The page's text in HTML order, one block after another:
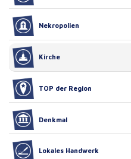
Nekropolien
Kirche
TOP der Region
Denkmal
Lokales Handwerk